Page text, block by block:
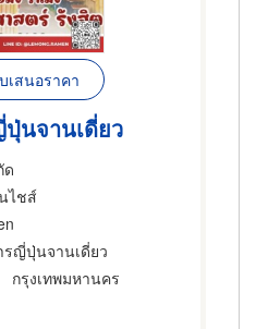
เสนอราคา
นจานเดี่ยว
ด
ไชส์
ญี่ปุ่นจานเดี่ยว
กรุงเทพมหานคร